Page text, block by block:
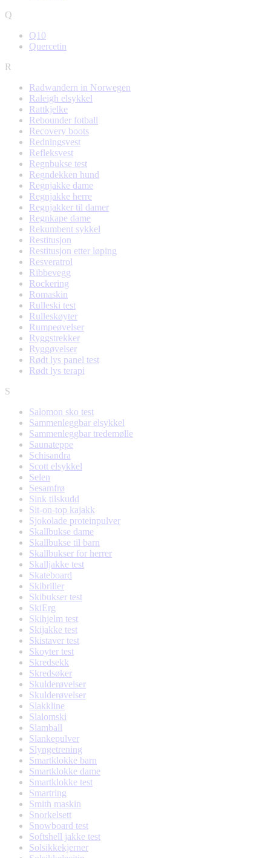
Q
Q10
Quercetin
R
Radwandern in Norwegen
Raleigh elsykkel
Rattkjelke
Rebounder fotball
Recovery boots
Redningsvest
Refleksvest
Regnbukse test
Regndekken hund
Regnjakke dame
Regnjakke herre
Regnjakker til damer
Regnkape dame
Rekumbent sykkel
Restitusjon
Restitusjon etter løping
Resveratrol
Ribbevegg
Rockering
Romaskin
Rulleski test
Rulleskøyter
Rumpeøvelser
Ryggstrekker
Ryggøvelser
Rødt lys panel test
Rødt lys terapi
S
Salomon sko test
Sammenleggbar elsykkel
Sammenleggbar tredemølle
Saunateppe
Schisandra
Scott elsykkel
Selen
Sesamfrø
Sink tilskudd
Sit-on-top kajakk
Sjokolade proteinpulver
Skallbukse dame
Skallbukse til barn
Skallbukser for herrer
Skalljakke test
Skateboard
Skibriller
Skibukser test
SkiErg
Skihjelm test
Skijakke test
Skistaver test
Skoyter test
Skredsekk
Skredsøker
Skulderøvelser
Skulderøvelser
Slakkline
Slalomski
Slamball
Slankepulver
Slyngetrening
Smartklokke barn
Smartklokke dame
Smartklokke test
Smartring
Smith maskin
Snorkelsett
Snowboard test
Softshell jakke test
Solsikkekjerner